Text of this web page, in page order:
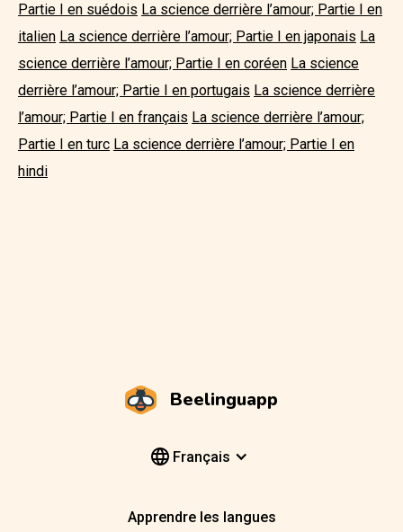
Partie I en suédois La science derrière l’amour; Partie I en
italien La science derrière l’amour; Partie I en japonais La
science derrière l’amour; Partie I en coréen La science
derrière l’amour; Partie I en portugais La science derrière
l’amour; Partie I en français La science derrière l’amour;
Partie I en turc La science derrière l’amour; Partie I en
hindi
Beelinguapp
Français
Apprendre les langues